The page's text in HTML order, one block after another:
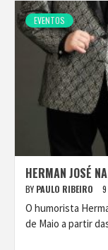
EVENTOS
HERMAN JOSÉ
BY PAULO RIBEIRO 9
O humorista
de Maio a partir